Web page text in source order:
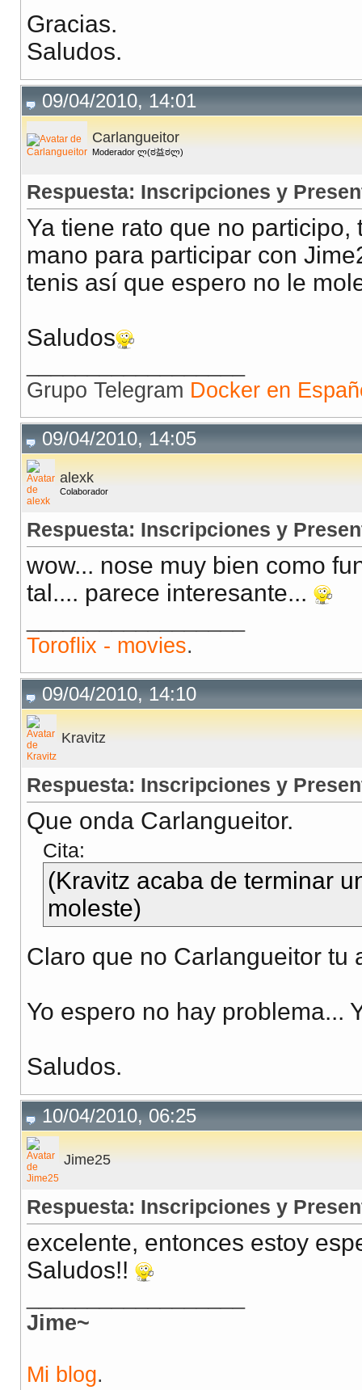
Gracias.
Saludos.
09/04/2010, 14:01
Carlangueitor
Moderador ლ(ಠ益ಠლ)
Respuesta: Inscripciones y
Ya tiene rato que no
mano para participar con
tenis así que espero no le
Saludos
Grupo Telegram Docker en
09/04/2010, 14:05
alexk
Colaborador
Respuesta: Inscripciones y
wow... nose muy bien como
tal.... parece interesante...
Toroflix - movies.
09/04/2010, 14:10
Kravitz
Respuesta: Inscripciones y
Que onda Carlangueitor.
Cita:
(Kravitz acaba de terminar
moleste)
Claro que no Carlangueitor tu
Yo espero no hay problema...
Saludos.
10/04/2010, 06:25
Jime25
Respuesta: Inscripciones y
excelente, entonces estoy
Saludos!!
Jime~
Mi blog.